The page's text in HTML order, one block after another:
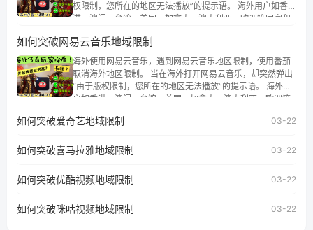
权限制，您所在的地区无法播放”的提示语。 海外用户如香
港、澳门、台湾、美国、加拿大、澳大利亚、欧洲等国家和
权限制问题，且仅能在中国大陆地区播放。 遇到这个问题的
朋友们，使用番茄回国加速器，即可解决「海外用户收听腾
讯视频地区版权限制」的问题，无论人在香港、澳门、台
湾、美国、加拿大、澳大利亚、欧洲等国家和地区工作、留
学、定居等，都可以使用，不再因地区和版权限制所困扰。
如何突破网易云音乐地域限制
海外使用网易云音乐，遇到网易云音乐地区限制，使用番茄
取消海外地区限制。 当在海外打开网易云音乐，却突然弹出
“由于版权限制，您所在的地区无法播放”的提示语。 海外用
户如香港、澳门、台湾、美国、加拿大、澳大利亚、欧洲等
地区及版权限制问题，且仅能在中国大陆地区播放。 遇到这
户收听网易云音乐地区版权限制」的问题，无论人在香港、
工作、留学、定居等，都可以使用，不再因地区和版权限制
所困扰。
如何突破爱奇艺地域限制 03-22
如何突破喜马拉雅地域限制 03-22
如何突破优酷视频地域限制 03-22
如何突破咪咕视频地域限制 03-22